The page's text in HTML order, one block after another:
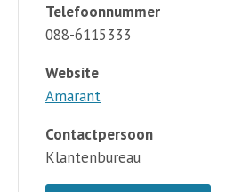
Telefoonnummer
088-6115333
Website
Amarant
Contactpersoon
Klantenbureau